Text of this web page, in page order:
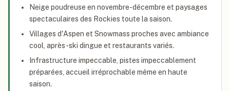
Neige poudreuse en novembre-décembre et paysages
spectaculaires des Rockies toute la saison.
Villages d'Aspen et Snowmass proches avec ambiance
cool, après-ski dingue et restaurants variés.
Infrastructure impeccable, pistes impeccablement
préparées, accueil irréprochable même en haute
saison.